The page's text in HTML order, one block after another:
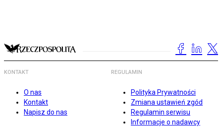
KONTAKT
O nas
Kontakt
Napisz do nas
REGULAMIN
Polityka Prywatności
Zmiana ustawień zgód
Regulamin serwisu
Informacje o nadawcy